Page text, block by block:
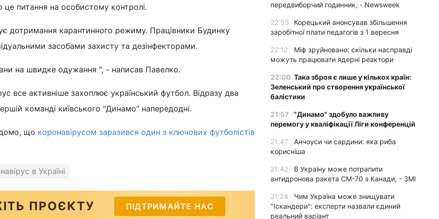
питання на особистому контролі.
дотримання карантинного режиму. Працівники Будинку
засобами захисту та дезінфекторами.
на швидке одужання ", - написав Павелко.
все активніше захоплює український футбол. Відразу два
команді київського "Динамо" напередодні.
що коронавірусом заразився один з ключових футболістів
в Україні
ПРОЄКТУ ПІДТРИМАЙТЕ НАС
передвиборчий годинник, - Newsweek
22:53
Корецький анонсував збільшення
заробітної плати педагогів з 1 вересня
22:12
Міф зруйновано: скільки насправді
можуть працювати ядерні реактори
22:00 Така зброя є лише у кількох країн:
Зеленський про створення української
балістики
21:57
"Динамо" здобуло важливу
перемогу у кваліфікації Ліги конференцій
21:47
Анчоуси чи сардини: яка риба
корисніша
21:42
В Україну може потрапити
антидронова ракета CM-70 з Канади, - ЗМІ
21:24
Чим Україна може знищувати
"Іскандери": експерти назвали єдиний
реальний варіант